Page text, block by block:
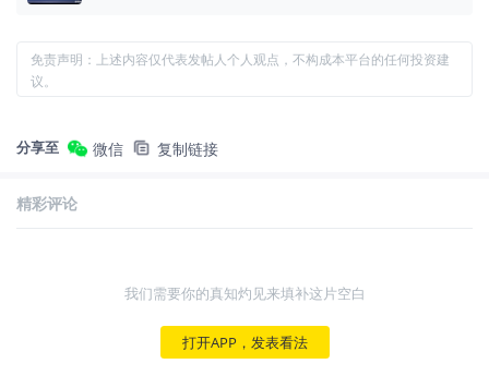
免责声明：上述内容仅代表发帖人个人观点，不构成本平台的任何投资建
议。
分享至 微信 复制链接
精彩评论
我们需要你的真知灼见来填补这片空白
打开APP，发表看法